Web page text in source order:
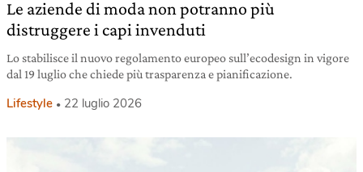
Le aziende di moda non potranno più
distruggere i capi invenduti
Lo stabilisce il nuovo regolamento europeo sull’ecodesign in vigore
dal 19 luglio che chiede più trasparenza e pianificazione.
Lifestyle 22 luglio 2026